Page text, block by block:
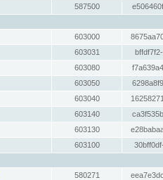
587500
603000
603031
603080
603050
603040
603140
603130
603100
580271